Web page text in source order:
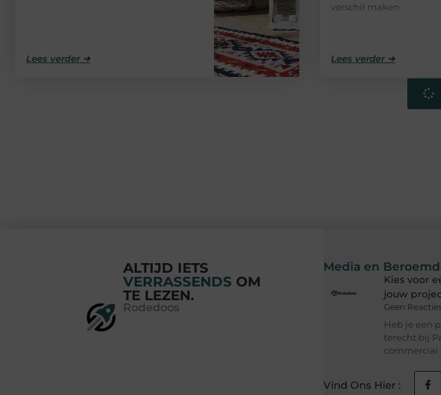
Lees verder ➜
verschil maken
Lees verder ➜
ALTIJD IETS
VERRASSENDS OM
TE LEZEN.
Rodedoos
Media en
Kies voor
jouw
Geen Reacties
Heb je een
terecht bij
commercial
Vind Ons Hier :